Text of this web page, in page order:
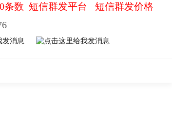
条数 短信群发平台
短信群发价格